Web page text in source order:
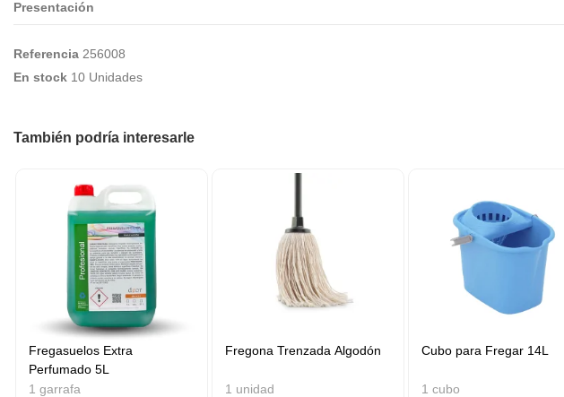
Presentación
Referencia 256008
En stock 10 Unidades
También podría interesarle
Fregasuelos Extra
Perfumado 5L
1 garrafa
Fregona Trenzada Algodón
1 unidad
Cubo para Fregar 14L
1 cubo